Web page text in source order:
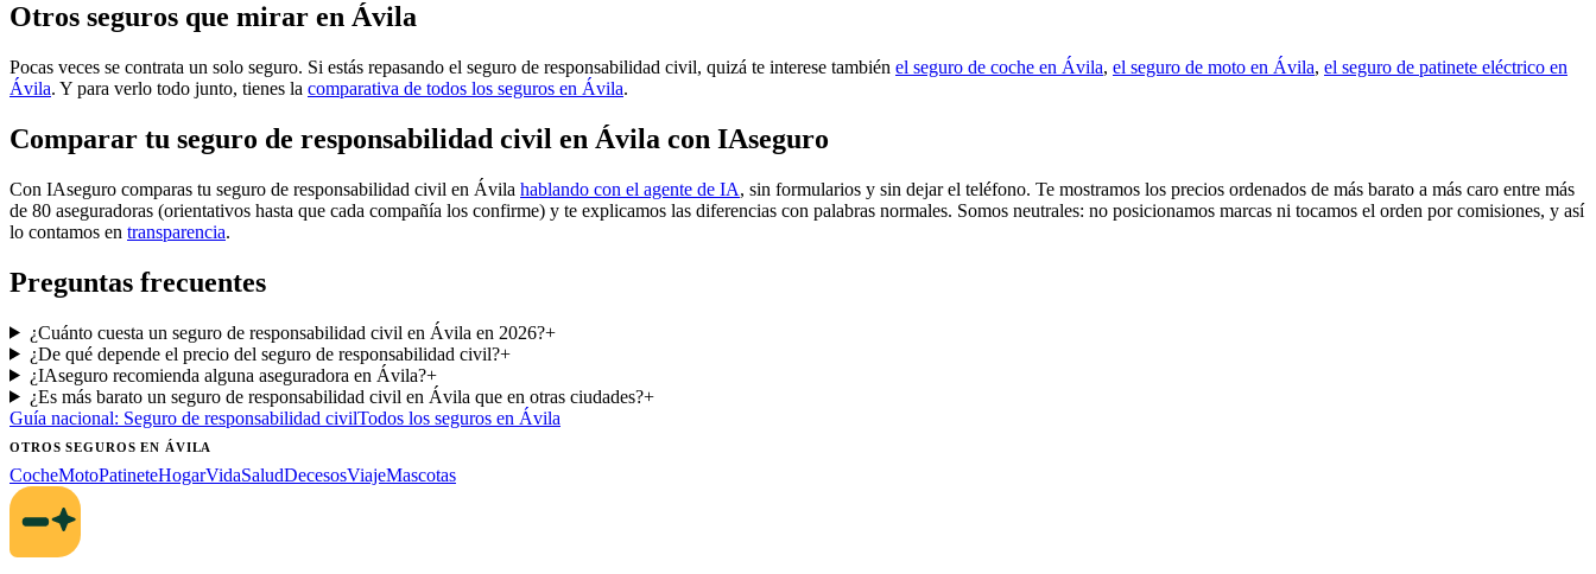
Otros seguros que mirar en Ávila
Pocas veces se contrata un solo seguro. Si estás repasando el seguro de responsabilidad civil, quizá te interese también el seguro de coche en Ávila, el seguro de moto en Ávila, el seguro de patinete eléctrico en
Ávila. Y para verlo todo junto, tienes la comparativa de todos los seguros en Ávila.
Comparar tu seguro de responsabilidad civil en Ávila con IAseguro
Con IAseguro comparas tu seguro de responsabilidad civil en Ávila hablando con el agente de IA, sin formularios y sin dejar el teléfono. Te mostramos los precios ordenados de más barato a más caro entre más
de 80 aseguradoras (orientativos hasta que cada compañía los confirme) y te explicamos las diferencias con palabras normales. Somos neutrales: no posicionamos marcas ni tocamos el orden por comisiones, y así
lo contamos en transparencia.
Preguntas frecuentes
¿Cuánto cuesta un seguro de responsabilidad civil en Ávila en 2026?+
¿De qué depende el precio del seguro de responsabilidad civil?+
¿IAseguro recomienda alguna aseguradora en Ávila?+
¿Es más barato un seguro de responsabilidad civil en Ávila que en otras ciudades?+
Guía nacional: Seguro de responsabilidad civilTodos los seguros en Ávila
OTROS SEGUROSEN ÁVILA
CocheMotoPatineteHogarVidaSaludDecesosViajeMascotas